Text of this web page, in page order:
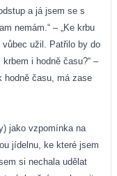
a já jsem se s
nemám.“ – „Ke krbu
užil. Patřilo by do
i hodně času?“ –
hodně času, má zase
jako vzpomínka na
jídelnu, ke které jsem
si nechala udělat